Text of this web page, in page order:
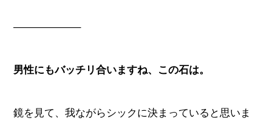
——————–
男性にもバッチリ合いますね、この石は。
鏡を見て、我ながらシックに決まっていると思いま